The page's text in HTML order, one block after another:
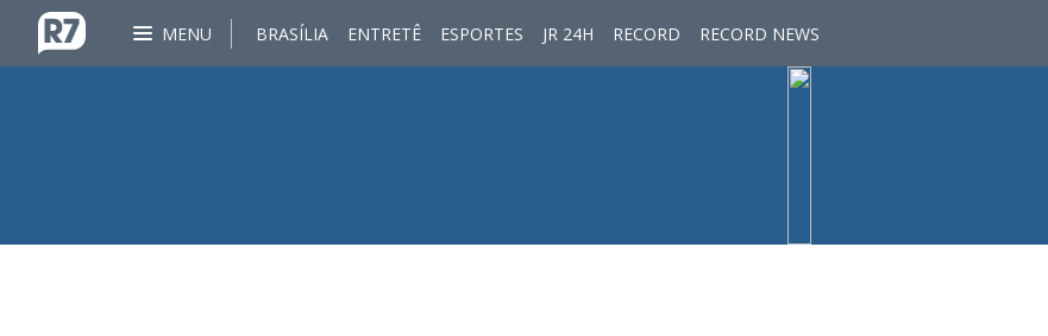
MENU BRASÍLIA ENTRETÊ ESPORTES JR 24H RECORD RECORD NEWS